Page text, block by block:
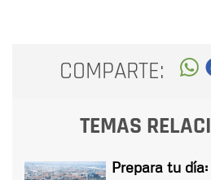
COMPARTE:
TEMAS
Prepara tu